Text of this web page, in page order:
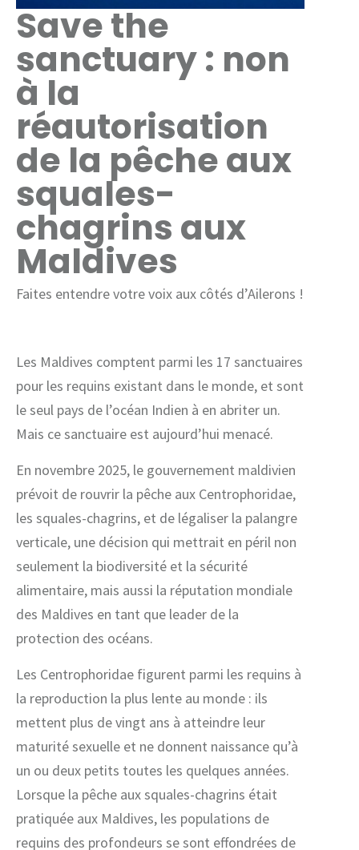
Save the
sanctuary : non
à la
réautorisation
de la pêche aux
squales-
chagrins aux
Maldives
Faites entendre votre voix aux côtés d’Ailerons !
Les Maldives comptent parmi les 17 sanctuaires
pour les requins existant dans le monde, et sont
le seul pays de l’océan Indien à en abriter un.
Mais ce sanctuaire est aujourd’hui menacé.
En novembre 2025, le gouvernement maldivien
prévoit de rouvrir la pêche aux Centrophoridae,
les squales-chagrins, et de légaliser la palangre
verticale, une décision qui mettrait en péril non
seulement la biodiversité et la sécurité
alimentaire, mais aussi la réputation mondiale
des Maldives en tant que leader de la
protection des océans.
Les Centrophoridae figurent parmi les requins à
la reproduction la plus lente au monde : ils
mettent plus de vingt ans à atteindre leur
maturité sexuelle et ne donnent naissance qu’à
un ou deux petits toutes les quelques années.
Lorsque la pêche aux squales-chagrins était
pratiquée aux Maldives, les populations de
requins des profondeurs se sont effondrées de